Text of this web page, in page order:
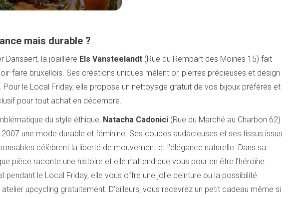
mais durable ?
Dansaert, la joaillière Els Vansteelandt (Rue du Rempart des Moines 15) fait
faire bruxellois. Ses créations uniques mêlent or, pierres précieuses et design
Pour le Local Friday, elle propose un nettoyage gratuit de vos bijoux préférés et
pour tout achat en décembre.
du style éthique, Natacha Cadonici (Rue du Marché au Charbon 62)
une mode durable et féminine. Ses coupes audacieuses et ses tissus issus
célèbrent la liberté de mouvement et l’élégance naturelle. Dans sa
pièce raconte une histoire et elle n’attend que vous pour en être l’héroïne.
pendant le Local Friday, elle vous offre une jolie ceinture ou la possibilité
atelier upcycling gratuitement. D’ailleurs, vous recevrez un petit cadeau même si